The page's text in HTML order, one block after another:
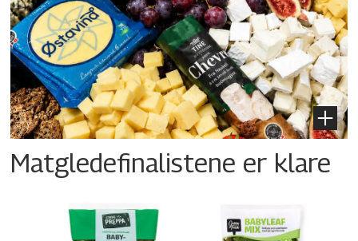
Matgledefinalistene er klare